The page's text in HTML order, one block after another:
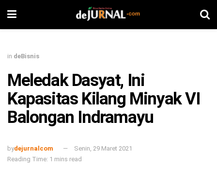
in deBisnis
Meledak Dasyat, Ini
Kapasitas Kilang Minyak VI
Balongan Indramayu
bydejurnalcom
Senin, 29 Maret 2021
Reading Time: 1 mins read